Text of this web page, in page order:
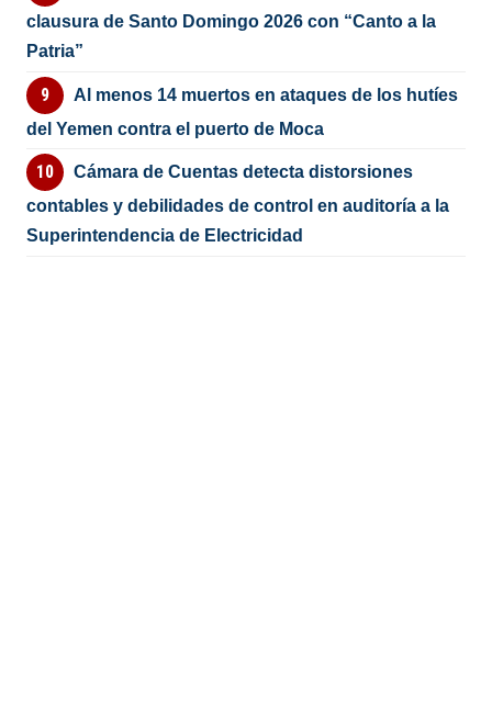
clausura de Santo Domingo 2026 con “Canto a la
Patria”
Al menos 14 muertos en ataques de los hutíes
del Yemen contra el puerto de Moca
Cámara de Cuentas detecta distorsiones
contables y debilidades de control en auditoría a la
Superintendencia de Electricidad